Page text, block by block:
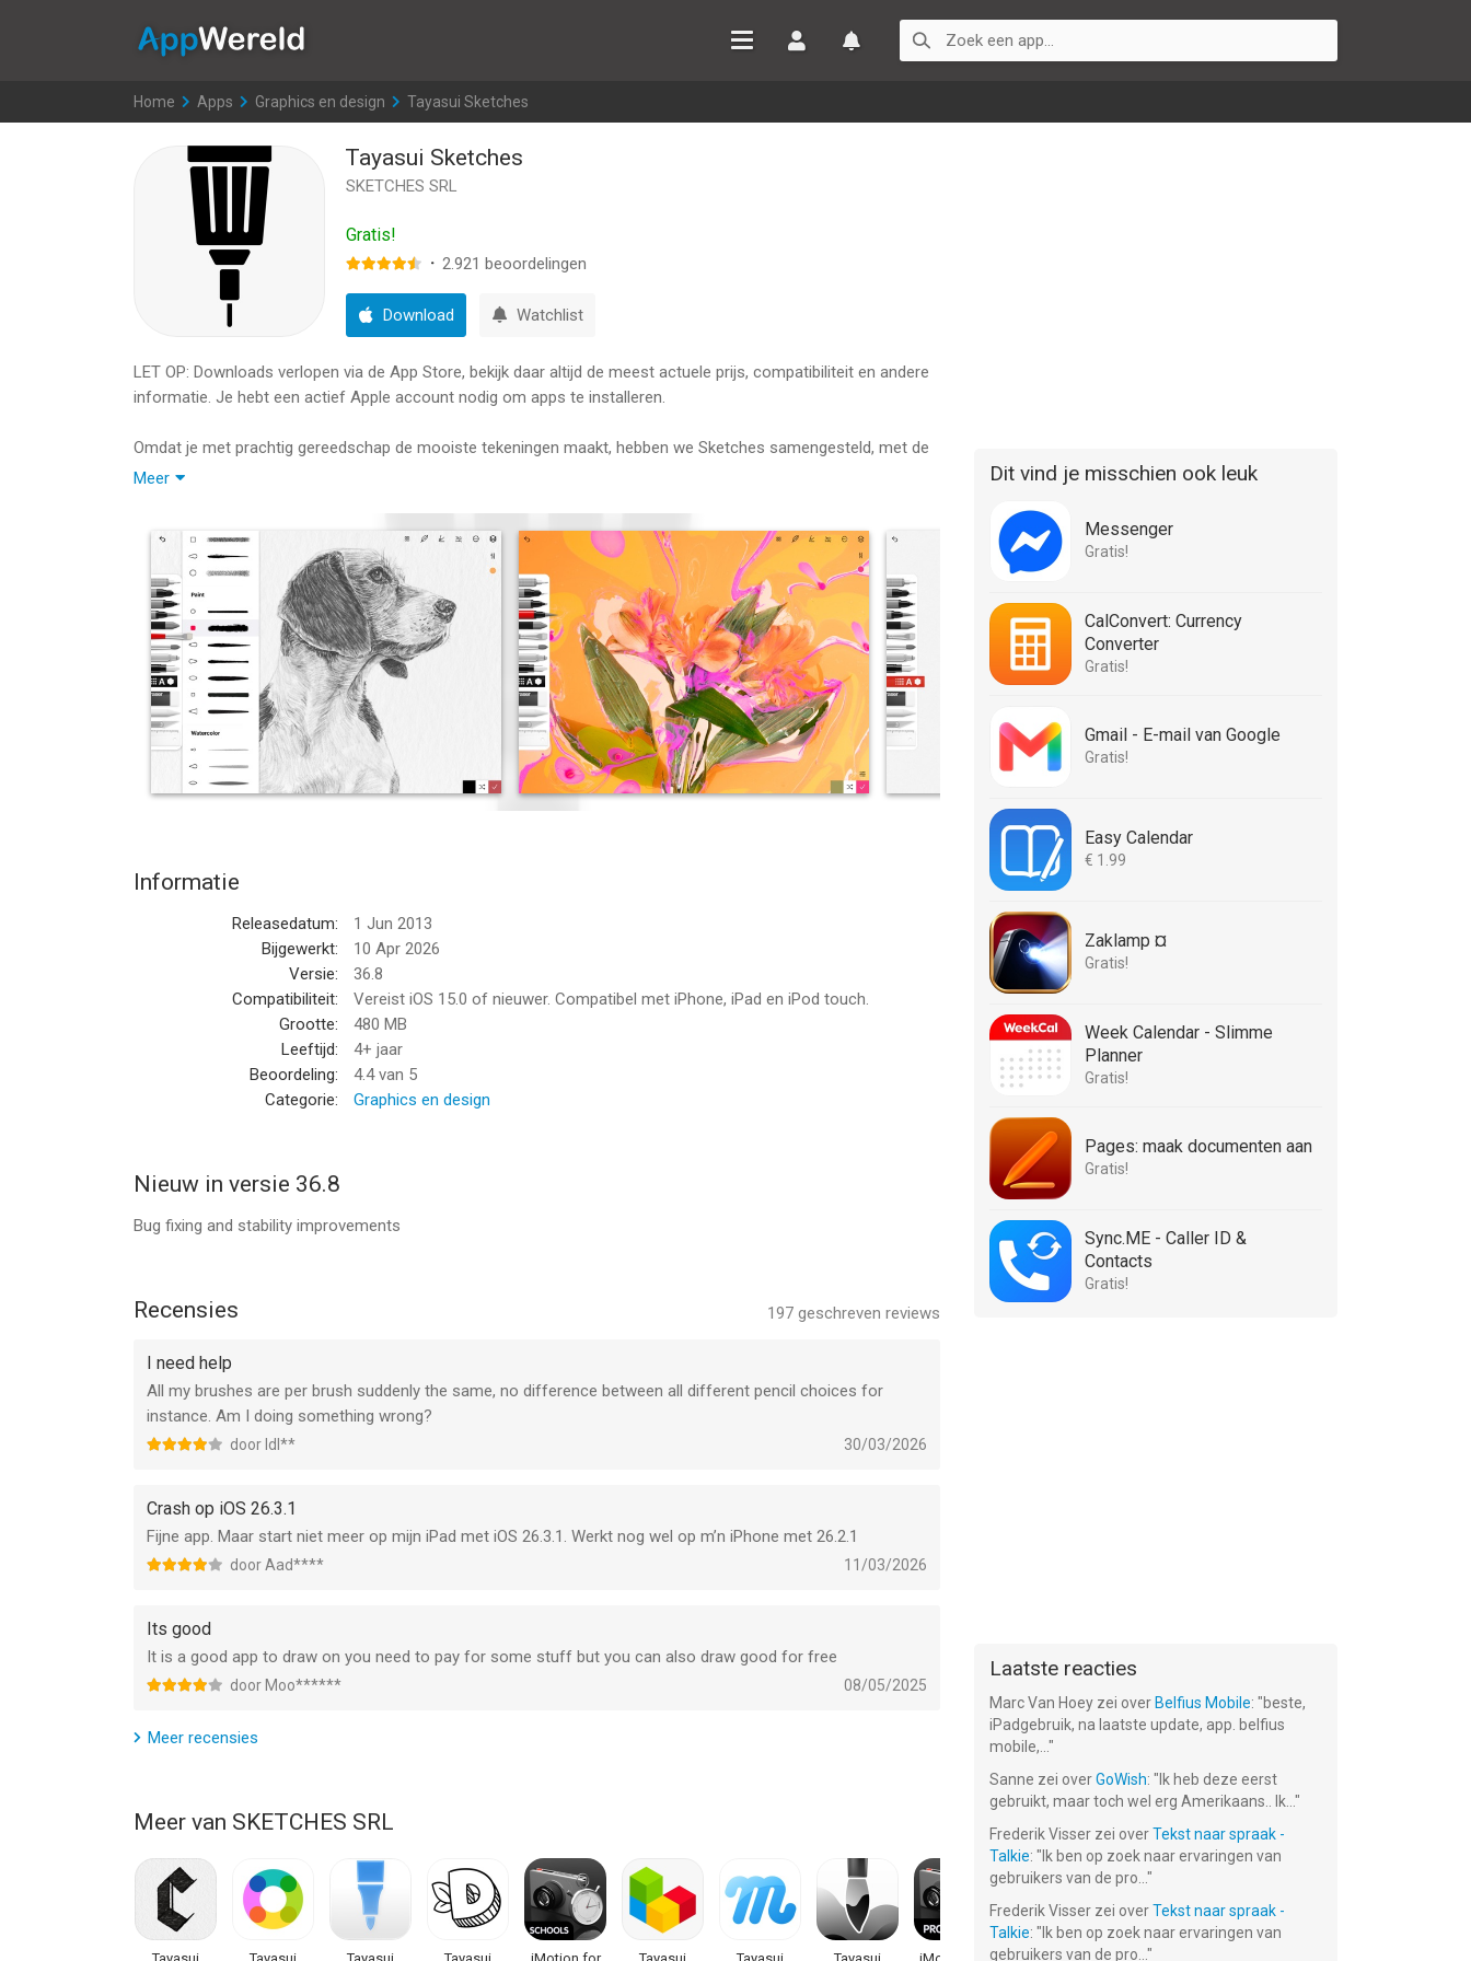
Home >
Apps >
Graphics en design >
Tayasui Sketches
Tayasui Sketches
SKETCHES SRL
Gratis!
· 2.921 beoordelingen
Download Watchlist
LET OP: Downloads verlopen via de App Store, bekijk daar altijd de meest actuele prijs, compatibiliteit en andere
informatie. Je hebt een actief Apple account nodig om apps te installeren.
Omdat je met prachtig gereedschap de mooiste tekeningen maakt, hebben we Sketches samengesteld, met de
meest realistische gereedschappen zoals beschikbaar op i-apparaten.
Met deze uitgebreide gereedschapskist voor kunstenaars maakt u duizelingwekkende schetsen, vrolijke
schilderijen en schitterende illustraties onderweg.
Sketches bevat een IAP Pro-pakket dat precies dezelfde functionaliteit toevoegt als de betaalde Sketches Pro-
applicatie.
• Functies
- Foto's importeren
- Meer dan 20 ultra-realistische gereedschappen
- Ongelofelijk realistische aquarelpenselen
- Penseeleditor
- Tot 4 lagen per tekening
- Exporteer lagen als afzonderlijke PNG met transparantie
- Importeer, teken en pas je eigen patronen aan.
• Synchronisatie met de cloud
- Een back-up maken van uw tekeningen in de cloud
Organiseer uw tekeningen eenvoudig in prachtige en makkelijk aanpasbare mappen.
Ontdek nog realistischere penselen met een drukgevoelige stylus.
• Een unieke interface met een vleugje zen: de gereedschappen zijn verborgen tijdens het maken van tekeningen
en alleen de meest noodzakelijke knoppen worden weergegeven voor een heel schoon canvas.
• U hebt wanneer u wilt toegang tot uw bestanden en kunt er een back-up van maken
• Lijst met gereedschappen
- Pen
- Penpenseel
- Oliepastel
- Natte en droge aquarelpenselen
- Airbrush
- Vormen (alleen iPad)
- Gum
- Knipper
- Natte vinger
- Liniaal
Meer
Informatie
Releasedatum:
1 Jun 2013
Bijgewerkt:
10 Apr 2026
Versie:
36.8
Compatibiliteit:
Vereist iOS 15.0 of nieuwer. Compatibel met iPhone, iPad en iPod touch.
Grootte:
480 MB
Leeftijd:
4+ jaar
Beoordeling:
4.4van 5
Categorie:
Graphics en design
Nieuw in versie 36.8
Bug fixing and stability improvements
197 geschreven reviews
Recensies
I need help
All my brushes are per brush suddenly the same, no difference between all different pencil choices for
instance. Am I doing something wrong?
door Idl** 30/03/2026
Crash op iOS 26.3.1
Fijne app. Maar start niet meer op mijn iPad met iOS 26.3.1. Werkt nog wel op m’n iPhone met 26.2.1
door Aad**** 11/03/2026
Its good
It is a good app to draw on you need to pay for some stuff but you can also draw good for free
door Moo****** 08/05/2025
Meer recensies
Meer van SKETCHES SRL
Dit vind je misschien ook leuk
Messenger
Gratis!
CalConvert: Currency
Converter
Gratis!
Gmail - E-mail van Google
Gratis!
Easy Calendar
€ 1.99
Zaklamp ¤
Gratis!
Week Calendar - Slimme
Planner
Gratis!
Pages: maak documenten aan
Gratis!
Sync.ME - Caller ID &
Contacts
Gratis!
Laatste reacties
Marc Van Hoey zei over Belfius Mobile: "beste,
iPadgebruik, na laatste update, app. belfius
mobile,... "
Sanne zei overGoWish: " Ik heb deze eerst
gebruikt, maar toch wel erg Amerikaans.. Ik... "
Frederik Visser zei overTekst naar spraak -
Talkie: " Ik ben op zoek naar ervaringen van
gebruikers van de pro... "
Frederik Visser zei overTekst naar spraak -
Talkie: " Ik ben op zoek naar ervaringen van
gebruikers van de pro... "